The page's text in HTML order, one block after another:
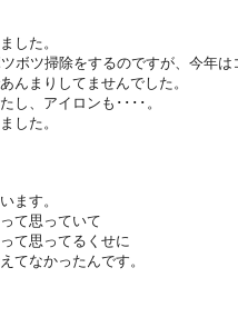
した。
ボツ掃除をするのですが、今年
んまりしてませんでした。
し、アイロンも････。
した。
ます。
て思っていて
て思ってるくせに
てなかったんです。